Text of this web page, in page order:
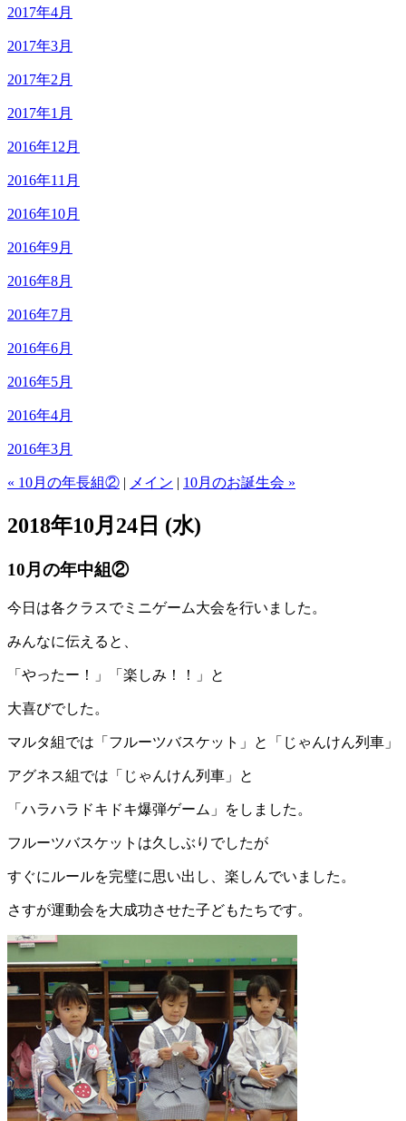
2017年4月
2017年3月
2017年2月
2017年1月
2016年12月
2016年11月
2016年10月
2016年9月
2016年8月
2016年7月
2016年6月
2016年5月
2016年4月
2016年3月
« 10月の年長組② | メイン | 10月のお誕生会 »
2018年10月24日 (水)
10月の年中組②
今日は各クラスでミニゲーム大会を行いました。
みんなに伝えると、
「やったー！」「楽しみ！！」と
大喜びでした。
マルタ組では「フルーツバスケット」と「じゃんけん列車」
アグネス組では「じゃんけん列車」と
「ハラハラドキドキ爆弾ゲーム」をしました。
フルーツバスケットは久しぶりでしたが
すぐにルールを完璧に思い出し、楽しんでいました。
さすが運動会を大成功させた子どもたちです。